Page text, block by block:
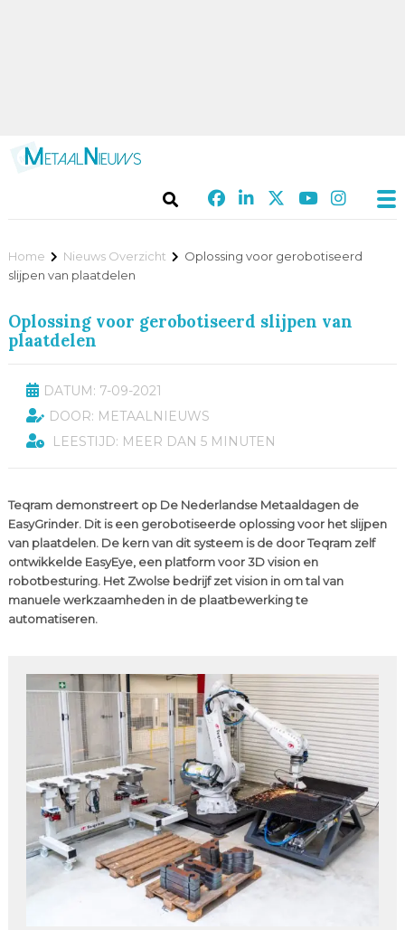
Home Nieuws Overzicht
Oplossing voor gerobotiseerd
slijpen van plaatdelen
Oplossing voor gerobotiseerd slijpen van
plaatdelen
DATUM: 7-09-2021
DOOR: METAALNIEUWS
LEESTIJD: MEER DAN 5 MINUTEN
Teqram demonstreert op De Nederlandse Metaaldagen de
EasyGrinder. Dit is een gerobotiseerde oplossing voor het slijpen
van plaatdelen. De kern van dit systeem is de door Teqram zelf
ontwikkelde EasyEye, een platform voor 3D vision en
robotbesturing. Het Zwolse bedrijf zet vision in om tal van
manuele werkzaamheden in de plaatbewerking te
automatiseren.